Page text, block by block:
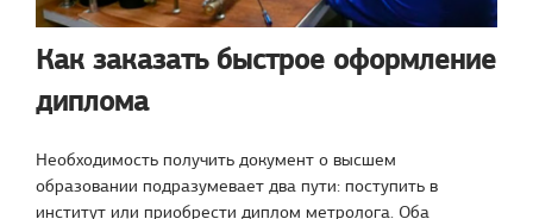
Как заказать быстрое оформление
диплома
Необходимость получить документ о высшем
образовании подразумевает два пути: поступить в
институт или приобрести диплом метролога. Оба